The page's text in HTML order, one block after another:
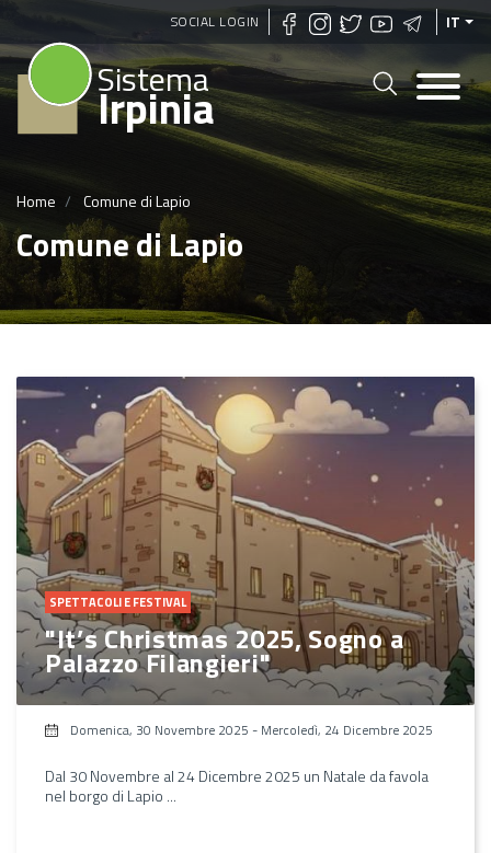
Salta
al
contenuto
principale
SOCIAL LOGIN IT
Sistema
Irpinia
Home Comune di Lapio
Comune di Lapio
SPETTACOLI E FESTIVAL
"It’s Christmas 2025, Sogno a
Palazzo Filangieri"
Domenica, 30 Novembre 2025 - Mercoledì, 24 Dicembre 2025
Dal 30 Novembre al 24 Dicembre 2025 un Natale da favola
nel borgo di Lapio ...